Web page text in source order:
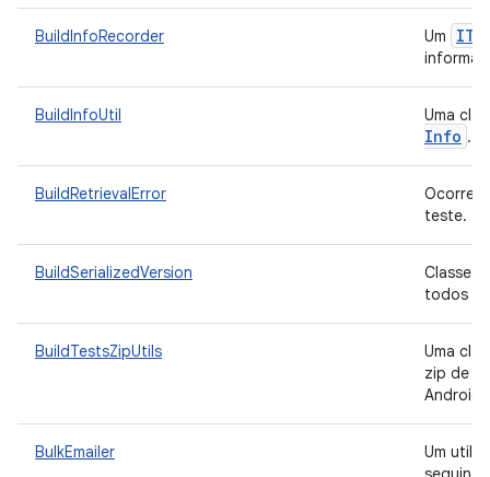
BuildInfoRecorder Um
BuildInfoUtil Uma
Info .
BuildRetrievalError
Ocorreu
teste.
BuildSerializedVersion
Classe
todos
BuildTestsZipUtils
Uma
zip de
Android.
BulkEmailer
Um